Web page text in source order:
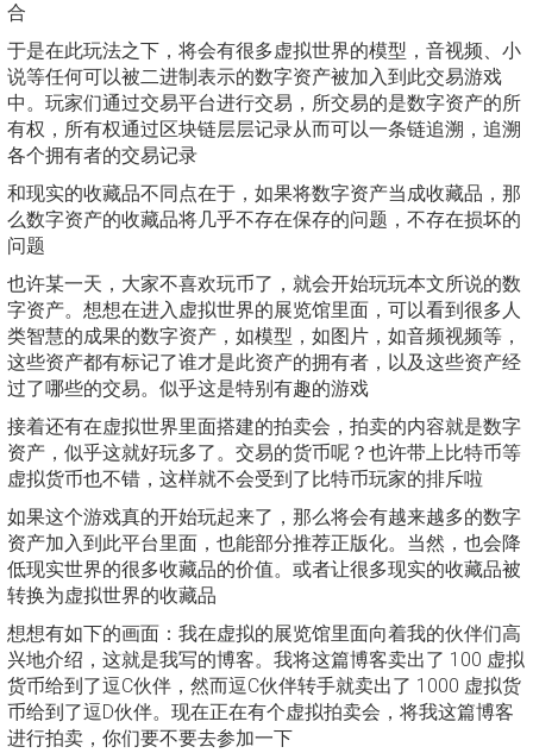
合
于是在此玩法之下，将会有很多虚拟世界的模型，音视频、小
说等任何可以被二进制表示的数字资产被加入到此交易游戏
中。玩家们通过交易平台进行交易，所交易的是数字资产的所
有权，所有权通过区块链层层记录从而可以一条链追溯，追溯
各个拥有者的交易记录
和现实的收藏品不同点在于，如果将数字资产当成收藏品，那
么数字资产的收藏品将几乎不存在保存的问题，不存在损坏的
问题
也许某一天，大家不喜欢玩币了，就会开始玩玩本文所说的数
字资产。想想在进入虚拟世界的展览馆里面，可以看到很多人
类智慧的成果的数字资产，如模型，如图片，如音频视频等，
这些资产都有标记了谁才是此资产的拥有者，以及这些资产经
过了哪些的交易。似乎这是特别有趣的游戏
接着还有在虚拟世界里面搭建的拍卖会，拍卖的内容就是数字
资产，似乎这就好玩多了。交易的货币呢？也许带上比特币等
虚拟货币也不错，这样就不会受到了比特币玩家的排斥啦
如果这个游戏真的开始玩起来了，那么将会有越来越多的数字
资产加入到此平台里面，也能部分推荐正版化。当然，也会降
低现实世界的很多收藏品的价值。或者让很多现实的收藏品被
转换为虚拟世界的收藏品
想想有如下的画面：我在虚拟的展览馆里面向着我的伙伴们高
兴地介绍，这就是我写的博客。我将这篇博客卖出了 100 虚拟
货币给到了逗C伙伴，然而逗C伙伴转手就卖出了 1000 虚拟货
币给到了逗D伙伴。现在正在有个虚拟拍卖会，将我这篇博客
进行拍卖，你们要不要去参加一下